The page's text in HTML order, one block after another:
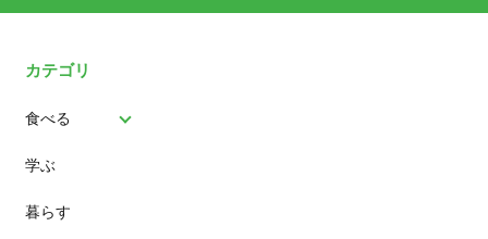
カテゴリ
食べる
パン
スイーツ
学ぶ
暮らす